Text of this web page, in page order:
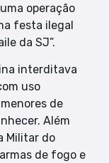
operação
festa ilegal
da SJ”.
interditava
uso
de
Além
Militar do
de fogo e